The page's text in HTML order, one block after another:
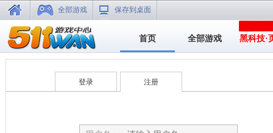
全部游戏 保存到桌面
首页 全部游戏 黑科技·
登录 注册